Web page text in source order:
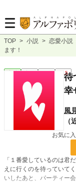
TOP > 小説 > 恋愛小説
ます！
恋愛 完結 長編 R15待
幸
風
（
お気に
「１番愛しているのは君
えに行くのを待っていて
いしたあと、パーティー